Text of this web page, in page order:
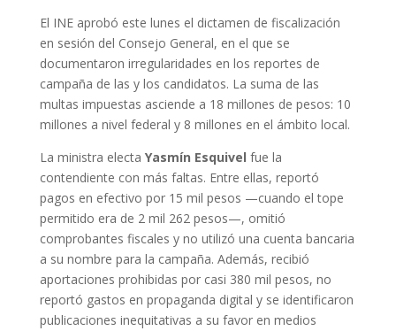
El INE aprobó este lunes el dictamen de fiscalización
en sesión del Consejo General, en el que se
documentaron irregularidades en los reportes de
campaña de las y los candidatos. La suma de las
multas impuestas asciende a 18 millones de pesos: 10
millones a nivel federal y 8 millones en el ámbito local.
La ministra electa Yasmín Esquivel fue la
contendiente con más faltas. Entre ellas, reportó
pagos en efectivo por 15 mil pesos —cuando el tope
permitido era de 2 mil 262 pesos—, omitió
comprobantes fiscales y no utilizó una cuenta bancaria
a su nombre para la campaña. Además, recibió
aportaciones prohibidas por casi 380 mil pesos, no
reportó gastos en propaganda digital y se identificaron
publicaciones inequitativas a su favor en medios